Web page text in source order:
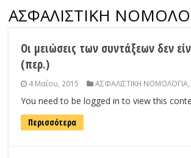
ΑΣΦΑΛΙΣΤΙΚΗ
Οι μειώσεις των συντάξεων δεν
(περ.)
4 Μαΐου, 2015 ΑΣΦΑΛΙΣΤΙΚΗ ΝΟΜΟΛΟΓΙΑ
You need to be logged in to view this
Περισσότερα